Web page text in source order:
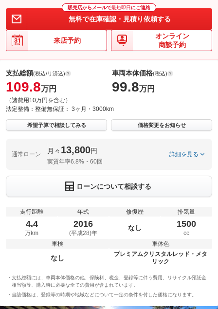
販売店からメールで最短即日 にご連絡
無料で在庫確認・見積り依頼する
来店予約
オンライン
商談予約
支払総額(税込/リ済込)
109.8万円
（諸費用10万円を含む）
車両本体価格(税込)
99.8万円
法定整備： 整備無保証： 3ヶ月・3000km
希望予算で相談してみる 価格変更をお知らせ
通常ローン 月々 13,800円
実質年率6.8%・60回
詳細を見る
ローンについて相談する
走行距離
4.4
万km
年式
2016
(平成28)年
修復歴
なし
排気量
1500
cc
車検
なし
車体色
プレミアムクリスタルレッド・メタ
リック
支払総額には、車両本体価格の他、保険料、税金、登録等に伴う費用、リサイクル預託金
相当額等、購入時に必要な全ての費用が含まれています。
当該価格は、登録等の時期や地域などについて一定の条件を付した価格になります。